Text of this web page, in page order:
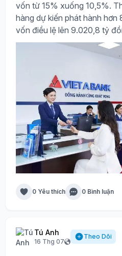
vốn từ 15% xuống 10,5%.
hàng dự kiến phát hành hơn
vốn điều lệ lên 9.020,8 tỷ
0 Yêu thích 0 Bình luận
Tú Anh
16 Thg 07
Theo Dõi